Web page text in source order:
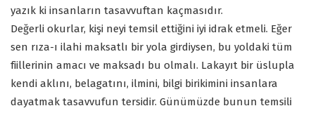
yazık ki insanların tasavvuftan kaçmasıdır.
Değerli okurlar, kişi neyi temsil ettiğini iyi idrak etmeli. Eğer
sen rıza-ı ilahi maksatlı bir yola girdiysen, bu yoldaki tüm
fiillerinin amacı ve maksadı bu olmalı. Lakayıt bir üslupla
kendi aklını, belagatını, ilmini, bilgi birikimini insanlara
dayatmak tasavvufun tersidir. Günümüzde bunun temsili